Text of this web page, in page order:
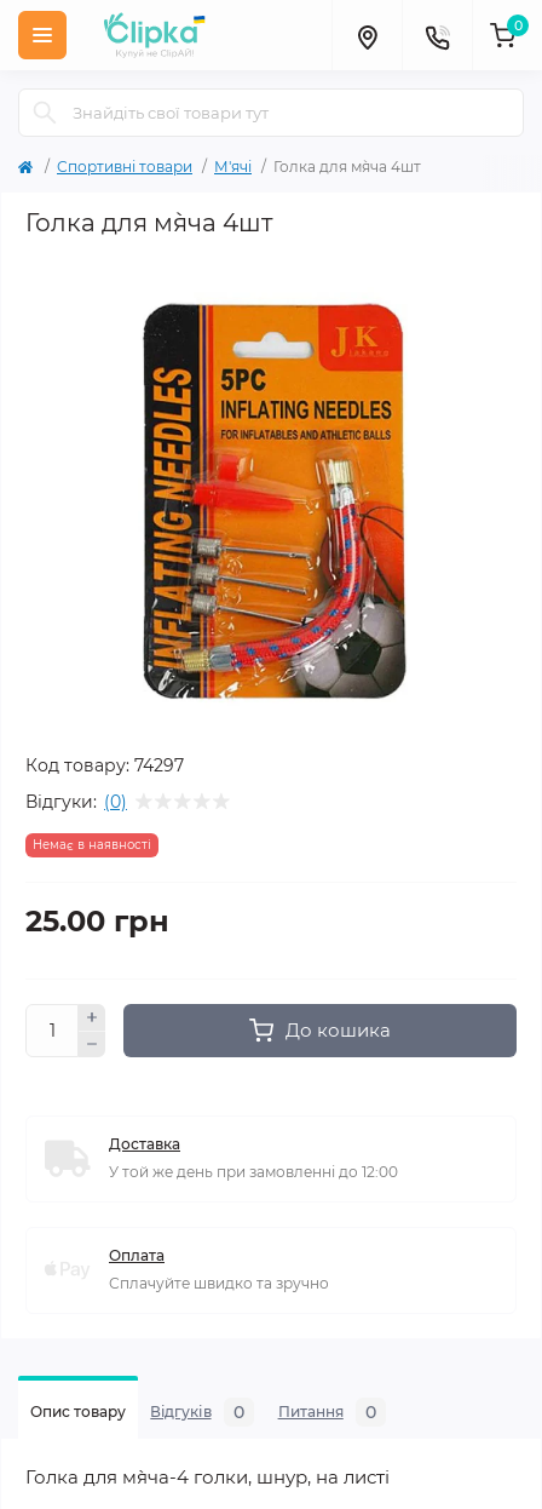
0
Спортивні товари М'ячі Голка для м`яча 4шт
Голка для м`яча 4шт
Код товару: 74297
Відгуки: (0)
Немає в наявності
25.00 грн
До кошика
Доставка
У той же день при замовленні до 12:00
Оплата
Сплачуйте швидко та зручно
Опис товару Відгуків 0 Питання 0
Голка для м`яча-4 голки, шнур, на листі